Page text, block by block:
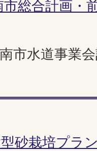
総合計画・
市水道事業
砂栽培プラ